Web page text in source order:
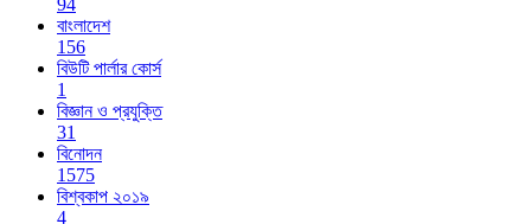
94
বাংলাদেশ
156
বিউটি পার্লার কোর্স
1
বিজ্ঞান ও প্রযুক্তি
31
বিনোদন
1575
বিশ্বকাপ ২০১৯
4